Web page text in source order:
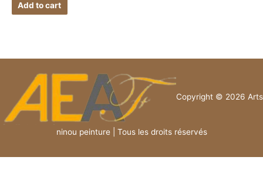
Add to cart
Copyright © 2026 Arts
ninou peinture | Tous les droits réservés